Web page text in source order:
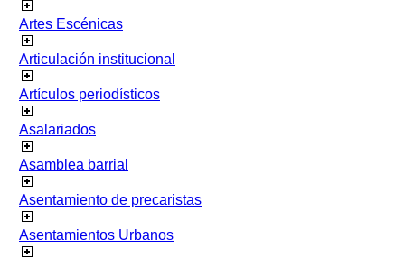
Artes Escénicas
Articulación institucional
Artículos periodísticos
Asalariados
Asamblea barrial
Asentamiento de precaristas
Asentamientos Urbanos